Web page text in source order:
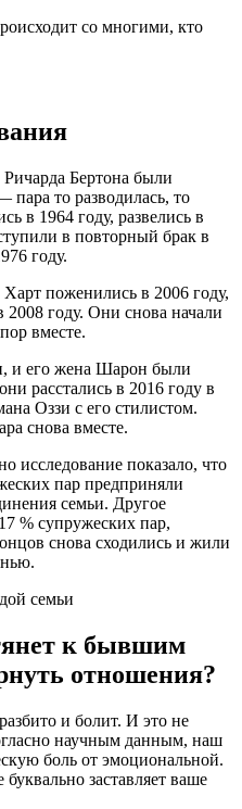
со многими, кто
Бертона были
то разводилась, то
в 1964 году, развелись в
в повторный брак в
году.
поженились в 2006 году,
2008 году. Они снова начали
вместе.
и его жена Шарон были
расстались в 2016 году в
Оззи с его стилистом.
снова вместе.
исследование показало, что
пар предприняли
семьи. Другое
% супружеских пар,
снова сходились и жили
семьи
к бывшим
отношения?
и болит. И это не
научным данным, наш
боль от эмоциональной.
заставляет ваше